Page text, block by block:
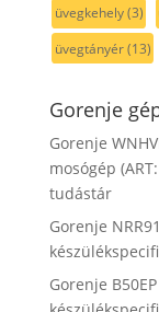
üvegkehely(3)
üvegtányér(13)
Gorenje
Gorenje
mosógép
tudástár
Gorenje
Gorenje